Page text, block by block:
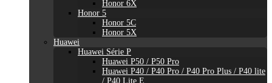
Honor 6X
Honor 5
Honor 5C
Honor 5X
Huawei
Huawei Série P
Huawei P50 / P50 Pro
Huawei P40 / P40 Pro / P40 Pro Plus / P40 lite
/ P40 Lite E